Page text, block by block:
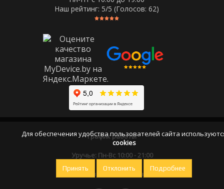
Наш рейтинг: 5/5 (Голосов: 62)
График работы
Уручье: Пн-Вс 10:00 - 21:00
Оставайтесь на связи
Для обеспечения удобства пользователей сайта
cookies
Принять Отклонить Подробнее